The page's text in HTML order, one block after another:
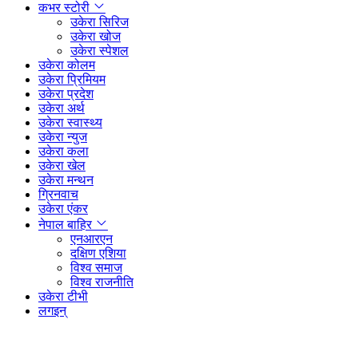
कभर स्टोरी
उकेरा सिरिज
उकेरा खोज
उकेरा स्पेशल
उकेरा कोलम
उकेरा प्रिमियम
उकेरा प्रदेश
उकेरा अर्थ
उकेरा स्वास्थ्य
उकेरा न्युज
उकेरा कला
उकेरा खेल
उकेरा मन्थन
ग्रिनवाच
उकेरा एंकर
नेपाल बाहिर
एनआरएन
दक्षिण एशिया
विश्व समाज
विश्व राजनीति
उकेरा टीभी
लगइन्